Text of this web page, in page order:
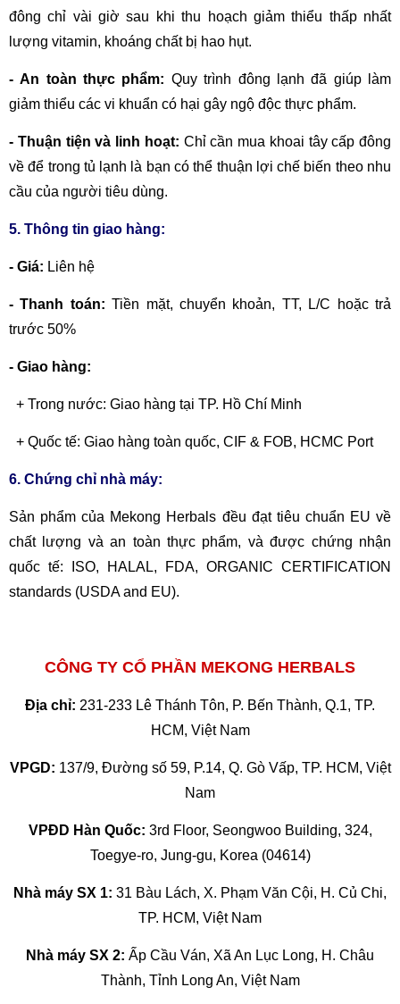
đông chỉ vài giờ sau khi thu hoạch giảm thiểu thấp nhất
lượng vitamin, khoáng chất bị hao hụt.
- An toàn thực phẩm: Quy trình đông lạnh đã giúp làm
giảm thiểu các vi khuẩn có hại gây ngộ độc thực phẩm.
- Thuận tiện và linh hoạt: Chỉ cần mua khoai tây cấp đông
về để trong tủ lạnh là bạn có thể thuận lợi chế biến theo nhu
cầu của người tiêu dùng.
5. Thông tin giao hàng:
- Giá: Liên hệ
- Thanh toán:Tiền mặt, chuyển khoản, TT, L/C hoặc trả
trước 50%
- Giao hàng:
+ Trong nước: Giao hàng tại TP. Hồ Chí Minh
+ Quốc tế: Giao hàng toàn quốc, CIF & FOB, HCMC Port
6. Chứng chỉ nhà máy:
Sản phẩm của Mekong Herbals đều đạt tiêu chuẩn EU về
chất lượng và an toàn thực phẩm, và được chứng nhận
quốc tế: ISO, HALAL, FDA, ORGANIC CERTIFICATION
standards (USDA and EU).
CÔNG TY CỔ PHẦN MEKONG HERBALS
Địa chỉ: 231-233 Lê Thánh Tôn, P. Bến Thành, Q.1, TP.
HCM, Việt Nam
VPGD: 137/9, Đường số 59, P.14, Q. Gò Vấp, TP. HCM, Việt
Nam
VPĐD Hàn Quốc: 3rd Floor, Seongwoo Building, 324,
Toegye-ro, Jung-gu, Korea (04614)
Nhà máy SX 1: 31 Bàu Lách, X. Phạm Văn Cội, H. Củ Chi,
TP. HCM, Việt Nam
Nhà máy SX 2: Ấp Cầu Ván, Xã An Lục Long, H. Châu
Thành, Tỉnh Long An, Việt Nam